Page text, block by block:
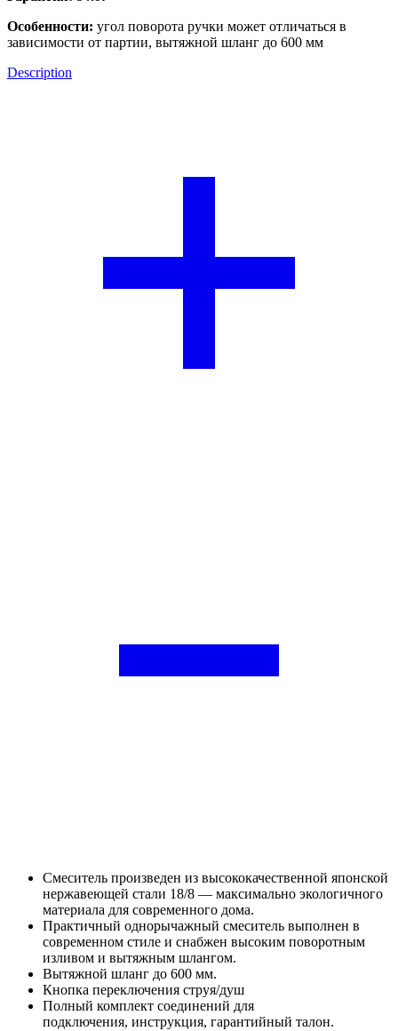
Особенности: угол поворота ручки может отличаться в
зависимости от партии, вытяжной шланг до 600 мм
Description
Смеситель произведен из высококачественной японской
нержавеющей стали 18/8 — максимально экологичного
материала для современного дома.
Практичный однорычажный смеситель выполнен в
современном стиле и снабжен высоким поворотным
изливом и вытяжным шлангом.
Вытяжной шланг до 600 мм.
Кнопка переключения струя/душ
Полный комплект соединений для
подключения, инструкция, гарантийный талон.